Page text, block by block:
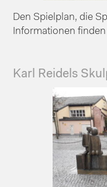
Den Spielplan, die
Informationen
Karl Reidels